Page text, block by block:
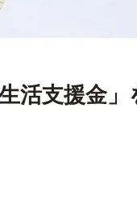
活支援金」